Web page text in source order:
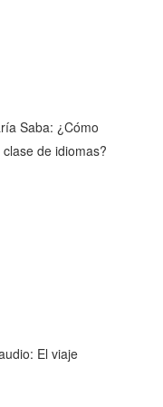
Saba: ¿Cómo
de idiomas?
El viaje